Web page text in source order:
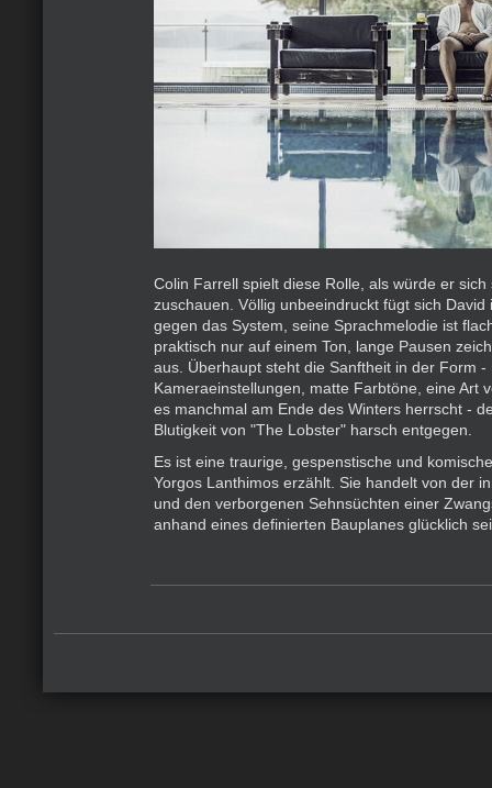
Colin Farrell spielt diese Rolle, als würde er sich
zuschauen. Völlig unbeeindruckt fügt sich David
gegen das System, seine Sprachmelodie ist
praktisch nur auf einem Ton, lange Pausen
aus. Überhaupt steht die Sanftheit in der Form -
Kameraeinstellungen, matte Farbtöne, eine Art
es manchmal am Ende des Winters herrscht -
Blutigkeit von "The Lobster" harsch entgegen.
Es ist eine traurige, gespenstische und
Yorgos Lanthimos erzählt. Sie handelt von der
und den verborgenen Sehnsüchten einer
anhand eines definierten Bauplanes glücklich